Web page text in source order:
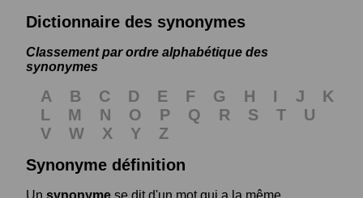
Dictionnaire des synonymes
Classement par ordre alphabétique des
synonymes
A B C D E F G H I J
K
L
M N O P Q R S T
U
V
W X Y
Z
Synonyme définition
Un synonyme se dit d'un mot qui a la même